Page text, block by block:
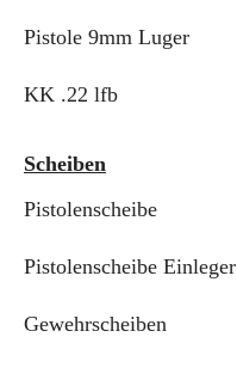
Pistole 9mm Luger
KK .22 lfb
Scheiben
Pistolenscheibe
Pistolenscheibe Einleger
Gewehrscheiben